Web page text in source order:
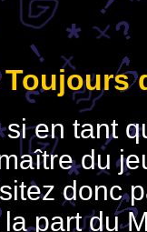
si en tant
du
donc
la part du